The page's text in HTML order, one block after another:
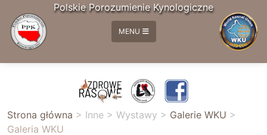
Polskie Porozumienie Kynologiczne
MENU
Strona główna > Inne > Wystawy > Galerie WKU >
Galeria WKU